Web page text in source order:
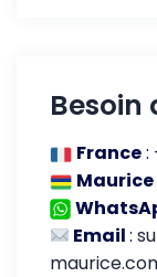
Besoin
France:
Maurice
Email: